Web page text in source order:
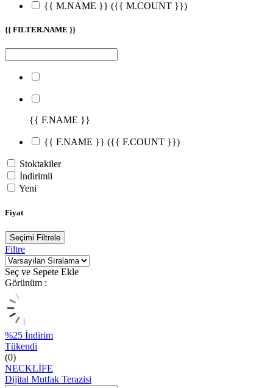
{{ M.NAME }} ({{ M.COUNT }})
{{ FILTER.NAME }}
{{ F.NAME }}
{{ F.NAME }} ({{ F.COUNT }})
Stoktakiler
İndirimli
Yeni
Fiyat
Seçimi Filtrele
Filtre
Seç ve Sepete Ekle
Görünüm :
%25 İndirim
Tükendi
(0)
NECKLİFE
Dijital Mutfak Terazisi